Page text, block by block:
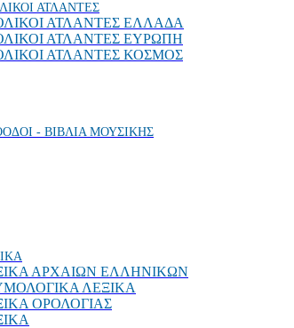
ΑΤΛΑΝΤΕΣ
ΑΤΛΑΝΤΕΣ ΕΛΛΑΔΑ
ΑΤΛΑΝΤΕΣ ΕΥΡΩΠΗ
ΑΤΛΑΝΤΕΣ ΚΟΣΜΟΣ
- ΒΙΒΛΙΑ ΜΟΥΣΙΚΗΣ
ΑΡΧΑΙΩΝ ΕΛΛΗΝΙΚΩΝ
ΛΕΞΙΚΑ
ΟΡΟΛΟΓΙΑΣ